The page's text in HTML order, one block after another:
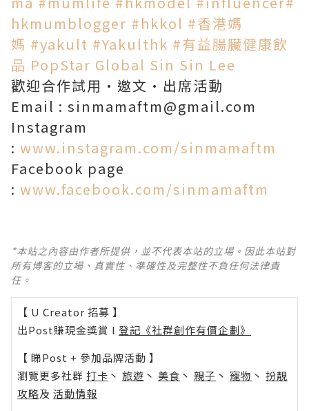
hkmumblogger #hkkol #香港媽
媽 #yakult #Yakulthk #有益腸臟健康飲
品 PopStar Global Sin Sin Lee
歡迎合作試用·邀文·出席活動
Email : sinmamaftm@gmail.com
Instagram
: www.instagram.com/sinmamaftm
Facebook page
: www.facebook.com/sinmamaftm
*本站之內容由作者所提供，並不代表本站的立場。因此本站對
所有博客的立場、真實性、準確性及完整性不負任何法律責
任。
【 U Creator 招募 】
出Post賺現金獎賞 l 登記《社群創作有價企劃》
【 睇Post + 參加品牌活動 】
瀏覽更多社群 打卡 丶 旅遊 丶 美食 丶 親子 丶 寵物 丶 扮靚
攻略及 活動情報